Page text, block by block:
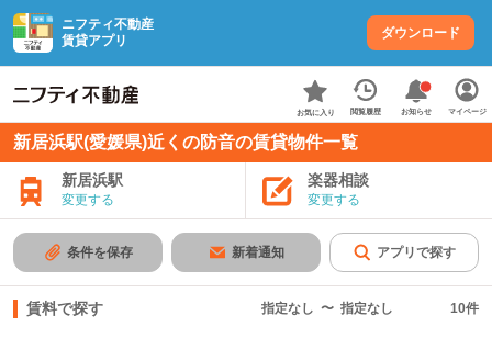
ニフティ不動産
賃貸アプリ
ダウンロード
お気に入り 閲覧履歴 お知らせ マイページ
新居浜駅(愛媛県)近くの防音の賃貸物件一覧
新居浜駅
変更する
楽器相談
変更する
条件を保存 新着通知 アプリで探す
賃料で探す 指定なし 〜 指定なし 10件